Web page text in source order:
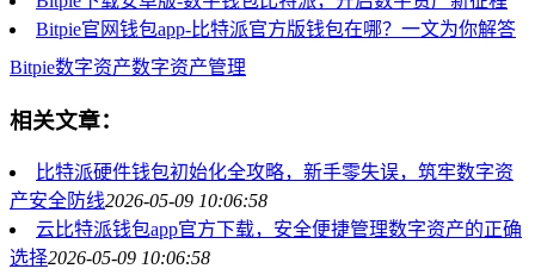
Bitpie官网钱包app-比特派官方版钱包在哪？一文为你解答
Bitpie数字资产数字资产管理
相关文章：
比特派硬件钱包初始化全攻略，新手零失误，筑牢数字资
产安全防线2026-05-09 10:06:58
云比特派钱包app官方下载，安全便捷管理数字资产的正确
选择2026-05-09 10:06:58